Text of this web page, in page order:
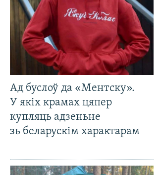
Ад буслоў да «Ментску».
У якіх крамах цяпер
купляць адзеньне
зь беларускім характарам